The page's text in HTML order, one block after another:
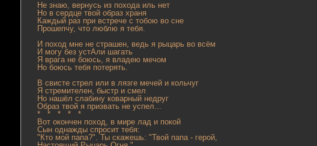
Не знаю, вернусь из похода иль нет
Но в сердце твой образ храня
Каждый раз при встрече с тобою во сне
Прошепчу, что люблю я тебя.
И поход мне не страшен, ведь я рыцарь во всём
И могу без устАли шагать
Я врага не боюсь, я владею мечом
Но боюсь тебя потерять.
В свисте стрел или в лязге мечей и кольчуг
Я стремителен, быстр и смел
Но нашёл слабину коварный недруг
Образ твой я призвать не успел...
* * * * *
Вот окончен поход, в мире лад и покой
Сын однажды спросит тебя:
"Кто мой папа?". Ты скажешь: "Твой папа - герой,